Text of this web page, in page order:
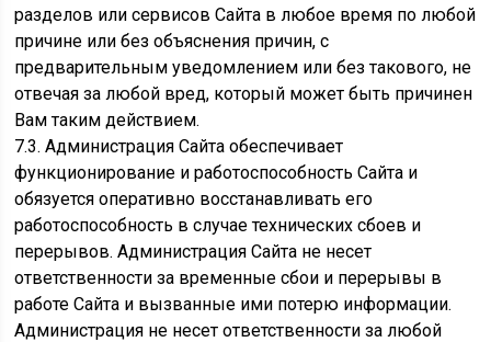
разделов или сервисов Сайта в любое время по любой
причине или без объяснения причин, с
предварительным уведомлением или без такового, не
отвечая за любой вред, который может быть причинен
Вам таким действием.
7.3. Администрация Сайта обеспечивает
функционирование и работоспособность Сайта и
обязуется оперативно восстанавливать его
работоспособность в случае технических сбоев и
перерывов. Администрация Сайта не несет
ответственности за временные сбои и перерывы в
работе Сайта и вызванные ими потерю информации.
Администрация не несет ответственности за любой